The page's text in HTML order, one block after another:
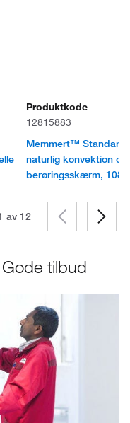
Produktkode
12815883
Memmert™
naturlig konvektion
berøringsskærm, 108
av 12
tilbud